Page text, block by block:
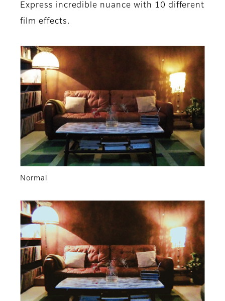
Express incredible nuance with 10 different
film effects.
Normal